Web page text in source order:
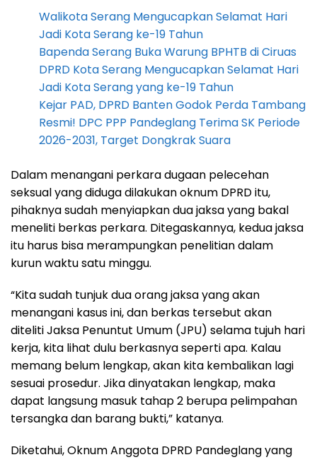
Walikota Serang Mengucapkan Selamat Hari
Jadi Kota Serang ke-19 Tahun
Bapenda Serang Buka Warung BPHTB di Ciruas
DPRD Kota Serang Mengucapkan Selamat Hari
Jadi Kota Serang yang ke-19 Tahun
Kejar PAD, DPRD Banten Godok Perda Tambang
Resmi! DPC PPP Pandeglang Terima SK Periode
2026-2031, Target Dongkrak Suara
Dalam menangani perkara dugaan pelecehan
seksual yang diduga dilakukan oknum DPRD itu,
pihaknya sudah menyiapkan dua jaksa yang bakal
meneliti berkas perkara. Ditegaskannya, kedua jaksa
itu harus bisa merampungkan penelitian dalam
kurun waktu satu minggu.
“Kita sudah tunjuk dua orang jaksa yang akan
menangani kasus ini, dan berkas tersebut akan
diteliti Jaksa Penuntut Umum (JPU) selama tujuh hari
kerja, kita lihat dulu berkasnya seperti apa. Kalau
memang belum lengkap, akan kita kembalikan lagi
sesuai prosedur. Jika dinyatakan lengkap, maka
dapat langsung masuk tahap 2 berupa pelimpahan
tersangka dan barang bukti,” katanya.
Diketahui, Oknum Anggota DPRD Pandeglang yang